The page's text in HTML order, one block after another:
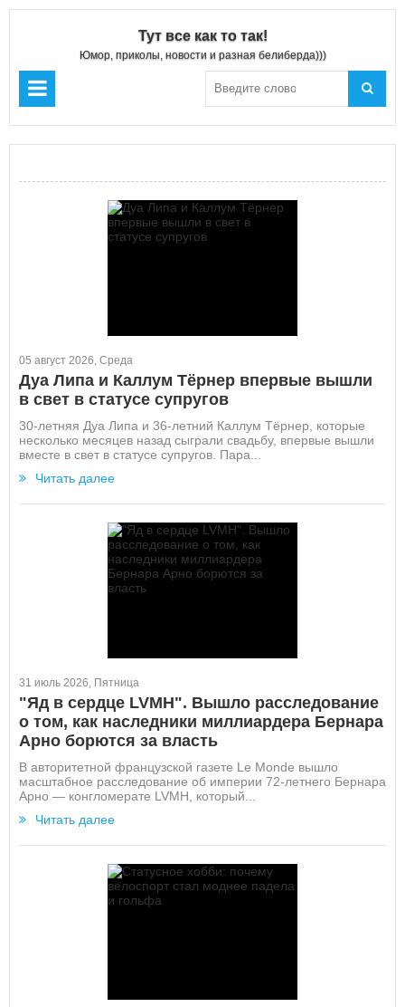
Тут все как то так!
Юмор, приколы, новости и разная белиберда)))
05 август 2026, Среда
Дуа Липа и Каллум Тёрнер впервые вышли
в свет в статусе супругов
30-летняя Дуа Липа и 36-летний Каллум Тёрнер, которые
несколько месяцев назад сыграли свадьбу, впервые вышли
вместе в свет в статусе супругов. Пара...
Читать далее
31 июль 2026, Пятница
"Яд в сердце LVMH". Вышло расследование
о том, как наследники миллиардера Бернара
Арно борются за власть
В авторитетной французской газете Le Monde вышло
масштабное расследование об империи 72-летнего Бернара
Арно — конгломерате LVMH, который...
Читать далее